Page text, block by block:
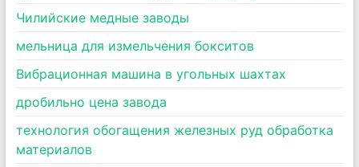
Чилийские медные заводы
мельница для измельчения бокситов
Вибрационная машина в угольных шахтах
дробильно цена завода
технология обогащения железных руд обработка
материалов